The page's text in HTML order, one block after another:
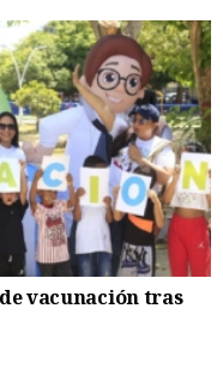
vacunación tras